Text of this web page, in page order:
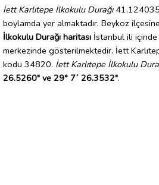
İett Karlıtepe İlkokulu Durağı
boylamda yer almaktadır. Beykoz ilçesine
İlkokulu Durağı haritası İstanbul ili içinde
merkezinde gösterilmektedir. İett
kodu 34820. İett Karlıtepe İlkokulu
26.5260" ve 29° 7´ 26.3532".